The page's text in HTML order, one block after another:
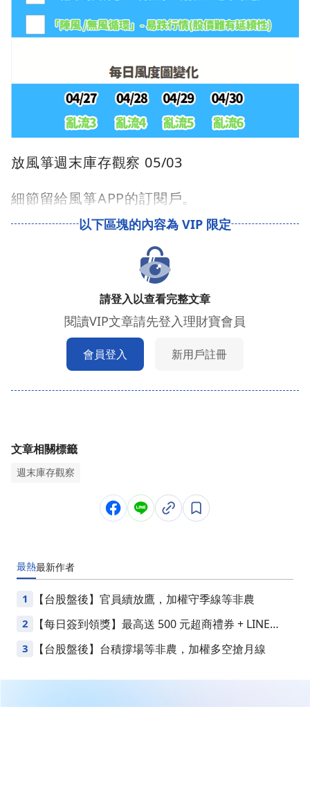
放風箏週末庫存觀察 05/03
細節留給風箏APP的訂閱戶。
請登入以查看完整文章
閱讀VIP文章請先登入理財寶會員
會員登入 新用戶註冊
文章相關標籤
週末庫存觀察
最熱最新作者
1 【台股盤後】官員續放鷹，加權守季線等非農
2
【每日簽到領獎】最高送 500 元超商禮券 + LINE
Points
3 【台股盤後】台積撐場等非農，加權多空搶月線